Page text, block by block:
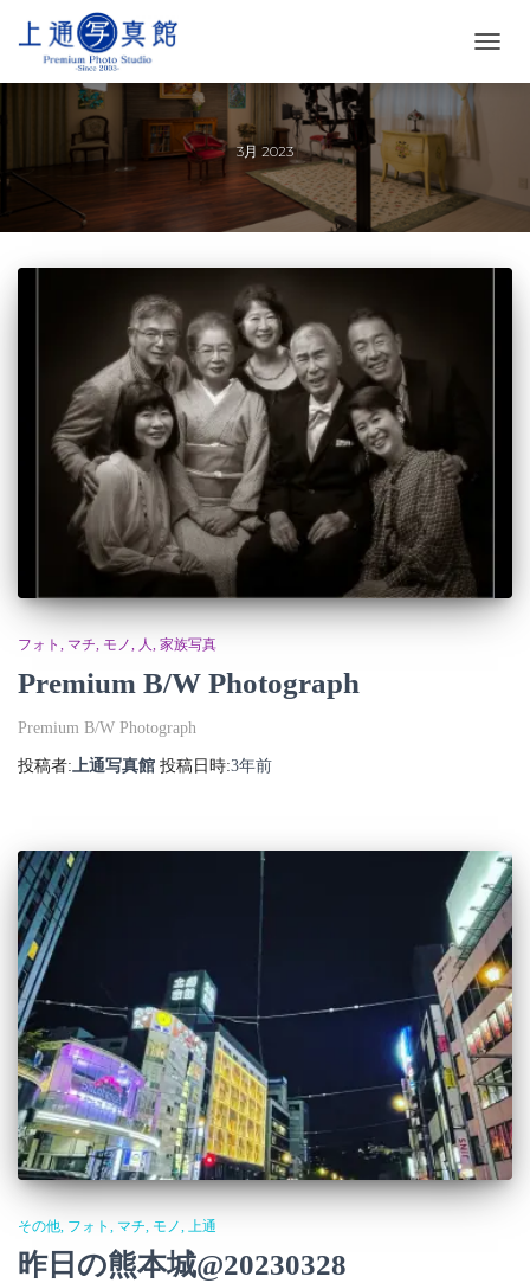
ビ
ン
3月 2023
フォト マチ モノ 人 家族写真
Premium B/W Photograph
Premium B/W Photograph
投稿者: 上通写真館 投稿日時:3年前
その他 フォト マチ モノ 上通
昨日の熊本城@20230328